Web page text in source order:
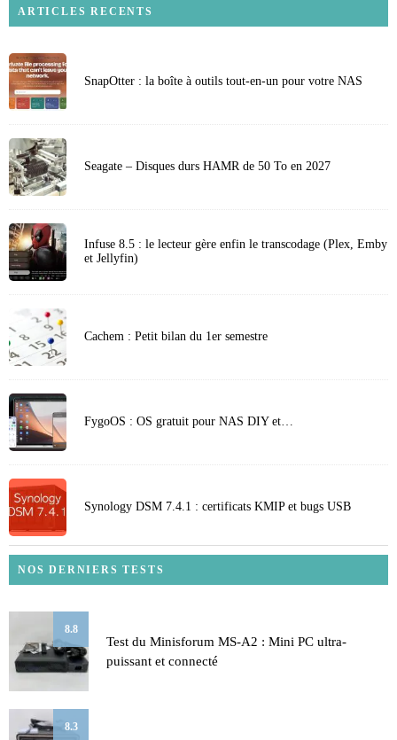
ARTICLES RECENTS
SnapOtter : la boîte à outils tout-en-un pour votre NAS
Seagate – Disques durs HAMR de 50 To en 2027
Infuse 8.5 : le lecteur gère enfin le transcodage (Plex, Emby
et Jellyfin)
Cachem : Petit bilan du 1er semestre
FygoOS : OS gratuit pour NAS DIY et…
Synology DSM 7.4.1 : certificats KMIP et bugs USB
NOS DERNIERS TESTS
8.8
Test du Minisforum MS-A2 : Mini PC ultra-
puissant et connecté
8.3